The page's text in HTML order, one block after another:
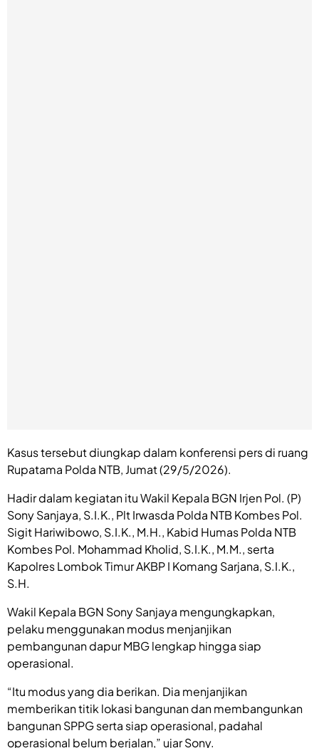
Kasus tersebut diungkap dalam konferensi pers di ruang
Rupatama Polda NTB, Jumat (29/5/2026).
Hadir dalam kegiatan itu Wakil Kepala BGN Irjen Pol. (P)
Sony Sanjaya, S.I.K., Plt Irwasda Polda NTB Kombes Pol.
Sigit Hariwibowo, S.I.K., M.H., Kabid Humas Polda NTB
Kombes Pol. Mohammad Kholid, S.I.K., M.M., serta
Kapolres Lombok Timur AKBP I Komang Sarjana, S.I.K.,
S.H.
Wakil Kepala BGN Sony Sanjaya mengungkapkan,
pelaku menggunakan modus menjanjikan
pembangunan dapur MBG lengkap hingga siap
operasional.
“Itu modus yang dia berikan. Dia menjanjikan
memberikan titik lokasi bangunan dan membangunkan
bangunan SPPG serta siap operasional, padahal
operasional belum berjalan,” ujar Sony.